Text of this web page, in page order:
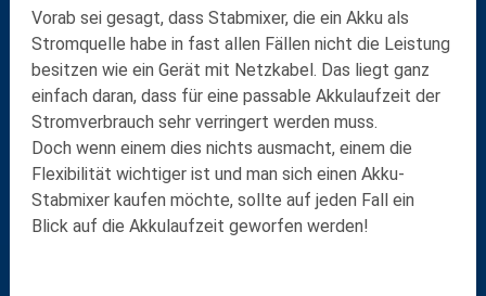
Vorab sei gesagt, dass Stabmixer, die ein Akku als
Stromquelle habe in fast allen Fällen nicht die Leistung
besitzen wie ein Gerät mit Netzkabel. Das liegt ganz
einfach daran, dass für eine passable Akkulaufzeit der
Stromverbrauch sehr verringert werden muss.
Doch wenn einem dies nichts ausmacht, einem die
Flexibilität wichtiger ist und man sich einen Akku-
Stabmixer kaufen möchte, sollte auf jeden Fall ein
Blick auf die Akkulaufzeit geworfen werden!